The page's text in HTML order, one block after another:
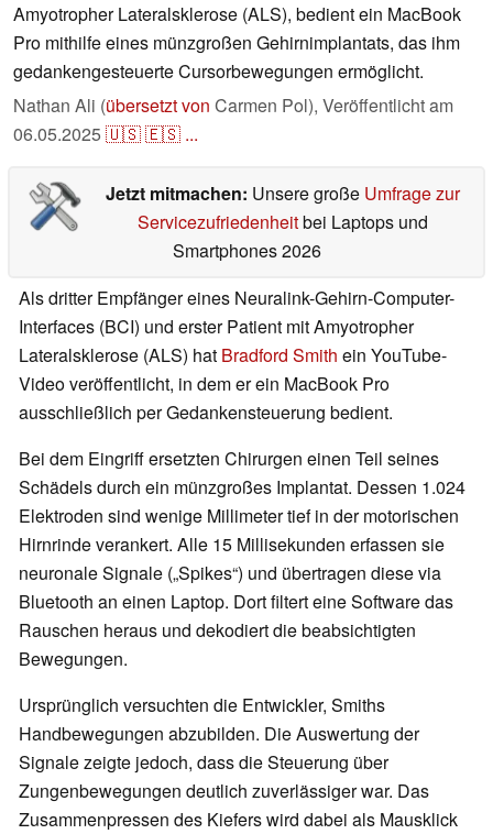
Amyotropher Lateralsklerose (ALS), bedient ein MacBook
Pro mithilfe eines münzgroßen Gehirnimplantats, das ihm
gedankengesteuerte Cursorbewegungen ermöglicht.
Nathan Ali (übersetzt von Carmen Pol), Veröffentlicht am
06.05.2025🇺🇸🇪🇸 ...
Jetzt mitmachen: Unsere große Umfrage zur
Servicezufriedenheitbei Laptops und
Smartphones 2026
Als dritter Empfänger eines Neuralink-Gehirn-Computer-
Interfaces (BCI) und erster Patient mit Amyotropher
Lateralsklerose (ALS) hat Bradford Smith ein YouTube-
Video veröffentlicht, in dem er ein MacBook Pro
ausschließlich per Gedankensteuerung bedient.
Bei dem Eingriff ersetzten Chirurgen einen Teil seines
Schädels durch ein münzgroßes Implantat. Dessen 1.024
Elektroden sind wenige Millimeter tief in der motorischen
Hirnrinde verankert. Alle 15 Millisekunden erfassen sie
neuronale Signale („Spikes“) und übertragen diese via
Bluetooth an einen Laptop. Dort filtert eine Software das
Rauschen heraus und dekodiert die beabsichtigten
Bewegungen.
Ursprünglich versuchten die Entwickler, Smiths
Handbewegungen abzubilden. Die Auswertung der
Signale zeigte jedoch, dass die Steuerung über
Zungenbewegungen deutlich zuverlässiger war. Das
Zusammenpressen des Kiefers wird dabei als Mausklick